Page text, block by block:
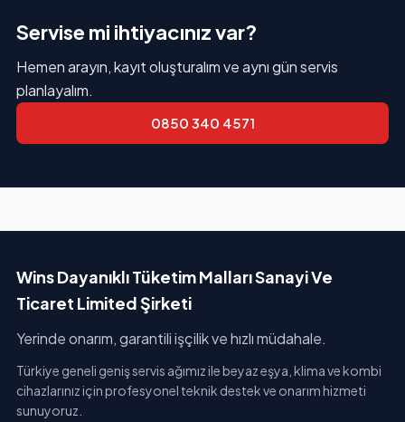
Servise mi ihtiyacınız var?
Hemen arayın, kayıt oluşturalım ve aynı gün servis
planlayalım.
0850 340 4571
Wins Dayanıklı Tüketim Malları Sanayi Ve
Ticaret Limited Şirketi
Yerinde onarım, garantili işçilik ve hızlı müdahale.
Türkiye geneli geniş servis ağımız ile beyaz eşya, klima ve kombi
cihazlarınız için profesyonel teknik destek ve onarım hizmeti
sunuyoruz.